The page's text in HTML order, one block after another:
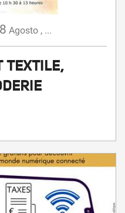
8 Agosto , ...
TEXTILE,